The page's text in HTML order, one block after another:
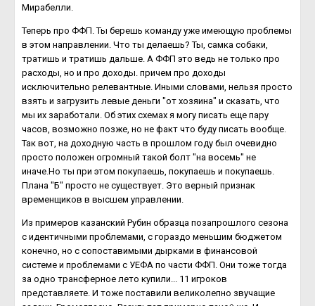
Мирабелли.
Теперь про ФФП. Ты берешь команду уже имеющую проблемы
в этом направлении. Что ты делаешь? Ты, самка собаки,
тратишь и тратишь дальше. А ФФП это ведь не только про
расходы, но и про доходы. причем про доходы
исключительно релевантные. Иными словами, нельзя просто
взять и загрузить левые деньги "от хозяина" и сказать, что
мы их заработали. Об этих схемах я могу писать еще пару
часов, возможно позже, но не факт что буду писать вообще.
Так вот, на доходную часть в прошлом году был очевидно
просто положен огромный такой болт "на восемь" не
иначе.Но ты при этом покупаешь, покупаешь и покупаешь.
Плана "Б" просто не существует. Это верный признак
временщиков в высшем управлении.
Из примеров казанский Рубин образца позапрошлого сезона
с идентичными проблемами, с гораздо меньшим бюджетом
конечно, но с сопоставимыми дырками в финансовой
системе и проблемами с УЕФА по части ФФП. Они тоже тогда
за одно трансферное лето купили... 11 игроков
представляете. И тоже поставили великолепно звучащие